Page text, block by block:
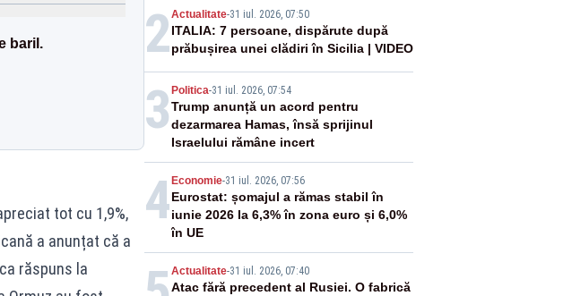
baril.
tot cu 1,9%,
a anunțat că a
răspuns la
2Actualitate-31 iul. 2026, 07:50
ITALIA: 7 persoane, dispărute după
prăbușirea unei clădiri în Sicilia | VIDEO
3 Politica-31 iul. 2026, 07:54
Trump anunță un acord pentru
dezarmarea Hamas, însă sprijinul
Israelului rămâne incert
4Economie-31 iul. 2026, 07:56
Eurostat: șomajul a rămas stabil în
iunie 2026 la 6,3% în zona euro și 6,0%
în UE
Actualitate-31 iul. 2026, 07:40
Atac fără precedent al Rusiei. O fabrică